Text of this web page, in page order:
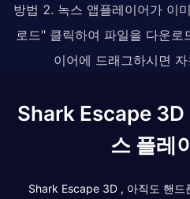
방법 2. 녹스 앱플레이어가 이
로드" 클릭하여 파일을 다운
이어에 드래그하시면
Shark Escape
스 플레
Shark Escape 3D , 아직도 핸